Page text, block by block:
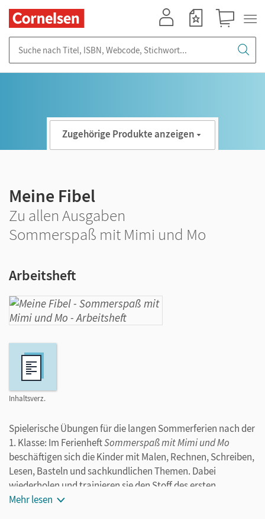
Inhaltsverz.
Zugehörige Produkte anzeigen
Meine Fibel
Zu allen Ausgaben
Sommerspaß mit Mimi und Mo
Arbeitsheft
Spielerische Übungen für die langen Sommerferien nach der
1. Klasse: Im FerienheftSommerspaß mit Mimi und Mo
beschäftigen sich die Kinder mit Malen, Rechnen, Schreiben,
Lesen, Basteln und sachkundlichen Themen. Dabei
wiederholen und trainieren sie den Stoff des ersten
Schuljahres und gehen gut vorbereitet in das zweite.
Mehr lesen